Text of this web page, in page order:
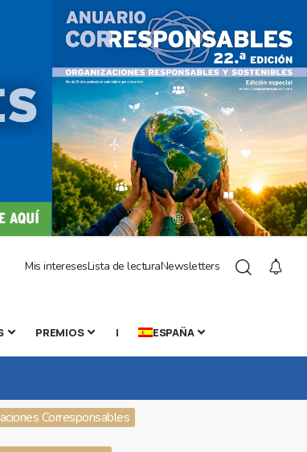
Mis interesesLista de lecturaNewsletters
PREMIOS | ESPAÑA
Corresponsables